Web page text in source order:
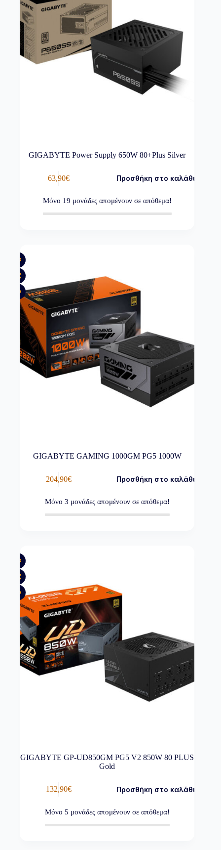
GIGABYTE Power Supply 650W 80+Plus Silver
63,90€ Προσθήκη στο καλάθι
Μόνο 19 μονάδες απομένουν σε απόθεμα!
GIGABYTE GAMING 1000GM PG5 1000W
204,90€ Προσθήκη στο καλάθι
Μόνο 3 μονάδες απομένουν σε απόθεμα!
GIGABYTE GP-UD850GM PG5 V2 850W 80 PLUS
Gold
132,90€ Προσθήκη στο καλάθι
Μόνο 5 μονάδες απομένουν σε απόθεμα!